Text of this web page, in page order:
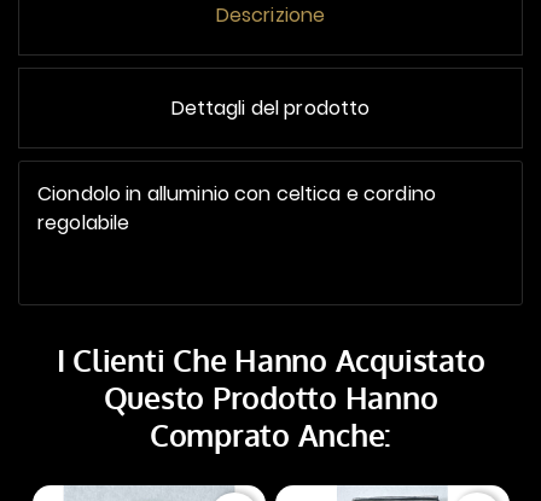
Descrizione
Dettagli del prodotto
Ciondolo in alluminio con celtica e cordino
regolabile
I Clienti Che Hanno Acquistato
Questo Prodotto Hanno
Comprato Anche: